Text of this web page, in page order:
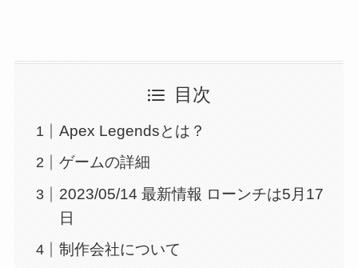
目次
Apex Legendsとは？
ゲームの詳細
2023/05/14 最新情報 ローンチは5月17
日
制作会社について